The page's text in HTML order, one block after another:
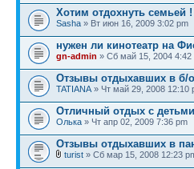
Хотим отдохнуть семьей !
Sasha » Вт июн 16, 2009 3:02 pm
нужен ли кинотеатр на
gn-admin » Сб май 15, 2004 4:42
Отзывы отдыхавших в б/о
TATIANA » Чт май 29, 2008 12:10
Отличный отдых с
Олька » Чт апр 02, 2009 7:36 pm
Отзывы отдыхавших в
turist » Сб мар 15, 2008 12:23